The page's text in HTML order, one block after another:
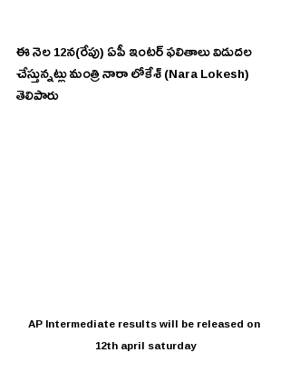
ఈ నెల 12న(రేపు) ఏపీ ఇంటర్‌ ఫలితాలు విడుదల
చేస్తున్నట్లు మంత్రి నారా లోకేశ్‌ (Nara Lokesh)
తెలిపారు
AP Intermediate results will be released on
12th april saturday